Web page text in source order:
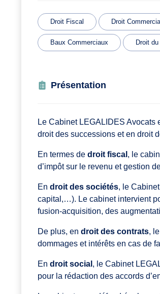
Droit Fiscal Droit
Baux Commerciaux Droit du
Présentation
Le Cabinet LEGALIDES Avocats
droit des successions et en droit
En termes de droit fiscal , le
d’impôt sur le revenu et gestion
En droit des sociétés, le
capital,…). Le cabinet intervient
fusion-acquisition, des
De plus, en droit des contrats,
dommages et intérêts en cas de
En droit social , le Cabinet
pour la rédaction des accords